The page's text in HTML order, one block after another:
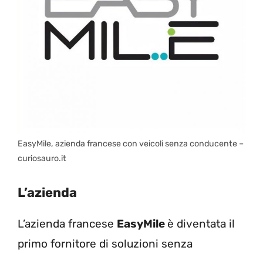
EasyMile, azienda francese con veicoli senza conducente –
curiosauro.it
L’azienda
L’azienda francese EasyMile è diventata il
primo fornitore di soluzioni senza